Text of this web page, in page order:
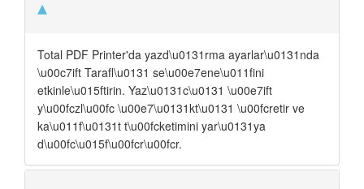
Total PDF Printer'da yazd\u0131rma ayarlar\u0131nda
\u00c7ift Tarafl\u0131 se\u00e7ene\u011fini
etkinle\u015ftirin. Yaz\u0131c\u0131 \u00e7ift
y\u00fczl\u00fc \u00e7\u0131kt\u0131 \u00fcretir ve
ka\u011f\u0131t t\u00fcketimini yar\u0131ya
d\u00fc\u015f\u00fcr\u00fcr.